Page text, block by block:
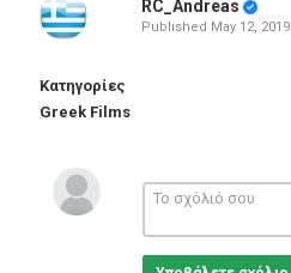
RC_Andreas
Published May 12, 2019
Κατηγορίες
Greek Films